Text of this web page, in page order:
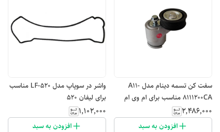
سفت کن تسمه دینام مدل A11-
8111200CA مناسب برای ام وی ام
X33
۲٬۴۸۶٬۰۰۰
افزودن به سبد
واشر در سوپاپ مدل LF-520 مناسب
برای لیفان 520
۱٬۱۰۲٬۰۰۰
افزودن به سبد